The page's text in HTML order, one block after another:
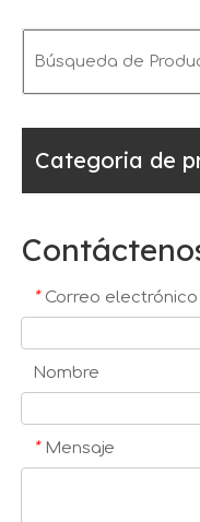
Categoria de
* Correo electrónico
Nombre
* Mensaje